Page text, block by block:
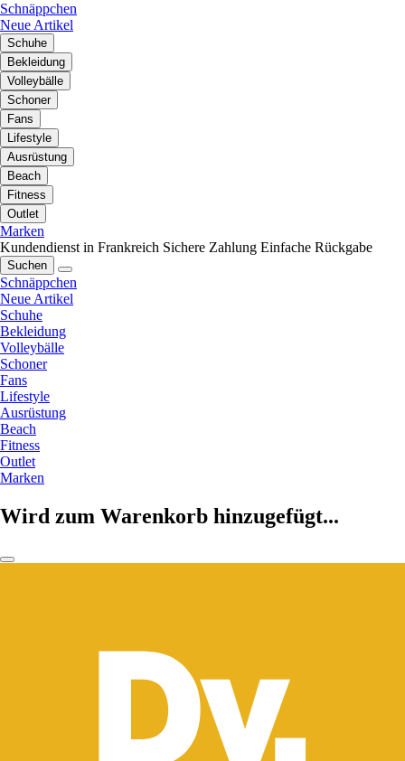
Schnäppchen
Neue Artikel
Schuhe
Bekleidung
Volleybälle
Schoner
Fans
Lifestyle
Ausrüstung
Beach
Fitness
Outlet
Marken
Kundendienst in Frankreich Sichere Zahlung Einfache Rückgabe
Suchen
Schnäppchen
Neue Artikel
Schuhe
Bekleidung
Volleybälle
Schoner
Fans
Lifestyle
Ausrüstung
Beach
Fitness
Outlet
Marken
Wird zum Warenkorb hinzugefügt...